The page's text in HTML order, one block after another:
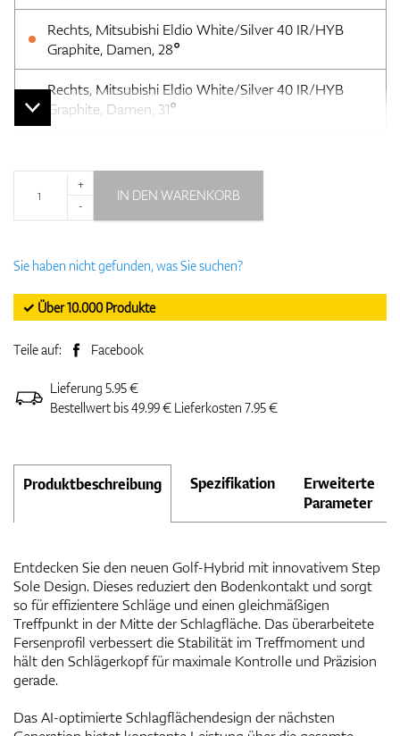
Rechts, Mitsubishi Eldio White/Silver 40 IR/HYB
Graphite, Damen, 28°
Rechts, Mitsubishi Eldio White/Silver 40 IR/HYB
Graphite, Damen, 31°
+
-
IN DEN WARENKORB
Sie haben nicht gefunden, was Sie suchen?
✓ Über 10.000 Produkte
Teile auf: Facebook
Lieferung 5.95 €
Bestellwert bis 49.99 € Lieferkosten 7.95 €
Produktbeschreibung Spezifikation
Erweiterte
Parameter
Entdecken Sie den neuen Golf-Hybrid mit innovativem Step
Sole Design. Dieses reduziert den Bodenkontakt und sorgt
so für effizientere Schläge und einen gleichmäßigen
Treffpunkt in der Mitte der Schlagfläche. Das überarbeitete
Fersenprofil verbessert die Stabilität im Treffmoment und
hält den Schlägerkopf für maximale Kontrolle und Präzision
gerade.
Das AI-optimierte Schlagflächendesign der nächsten